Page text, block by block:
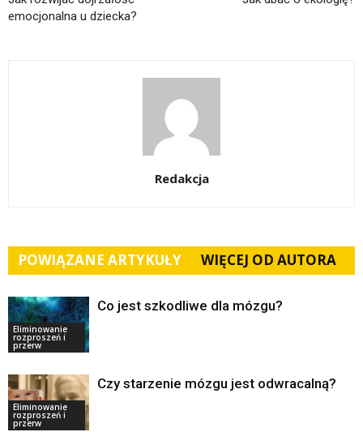
emocjonalna u dziecka?
Redakcja
POWIĄZANE ARTYKUŁY WIĘCEJ OD AUTORA
Eliminowanie
rozproszeń i
przerw
Co jest szkodliwe dla mózgu?
Eliminowanie
rozproszeń i
przerw
Czy starzenie mózgu jest odwracalną?